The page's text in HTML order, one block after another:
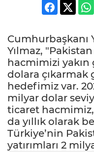
Cumhurbaşkanı
Yılmaz,
hacmimizi yakın
dolara çıkarmak
hedefimiz var.
milyar dolar
ticaret hacmimiz,
da yıllık olarak
Türkiye’nin
yatırımları 2